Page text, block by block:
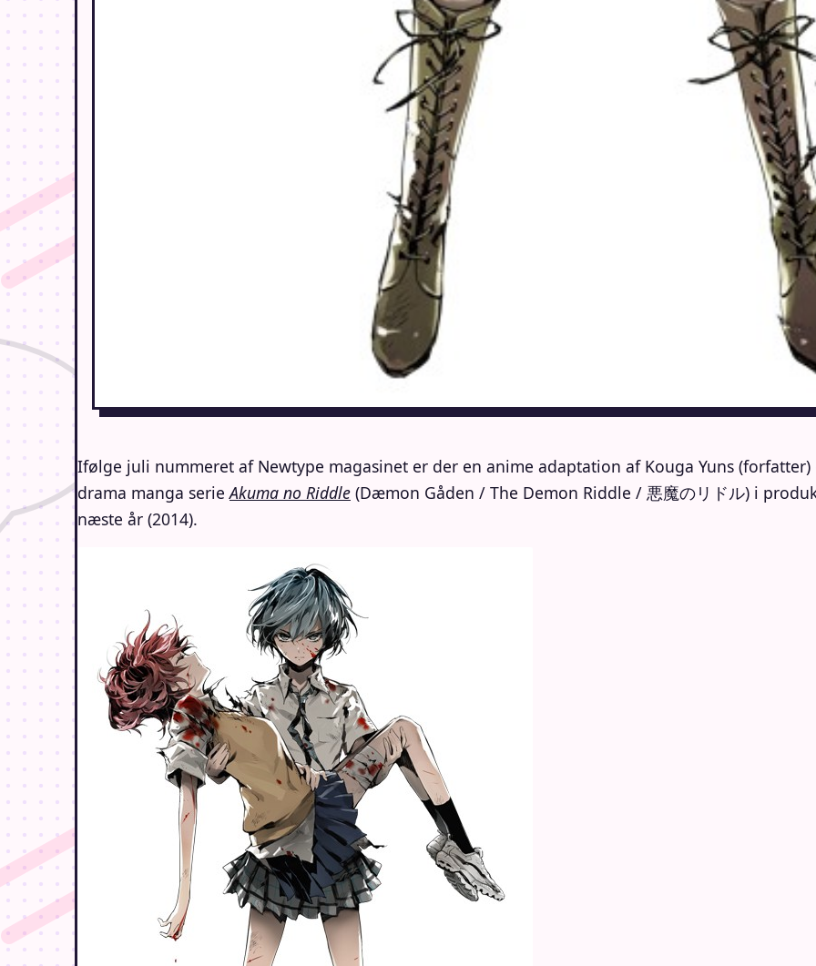
Ifølge juli nummeret af Newtype magasinet er der en anime adaptation af Kouga Yuns
drama manga serieAkuma no Riddle (Dæmon Gåden / The Demon Riddle / 悪魔のリドル) i
næste år (2014).